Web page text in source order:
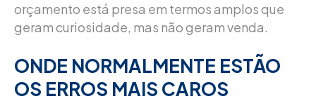
orçamento está presa em termos amplos que
geram curiosidade, mas não geram venda.
ONDE NORMALMENTE ESTÃO
OS ERROS MAIS CAROS